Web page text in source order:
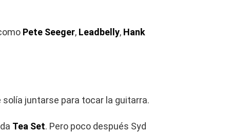
Pete Seeger, Leadbelly, Hank
solía juntarse para tocar la guitarra.
Tea Set. Pero poco después Syd